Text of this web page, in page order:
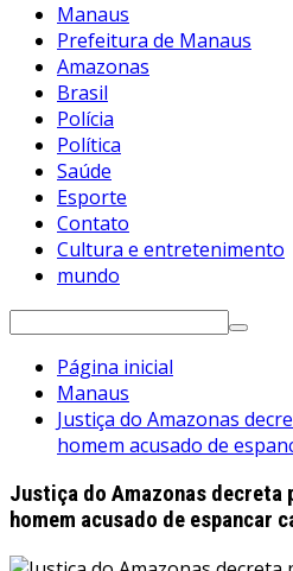
Manaus
Prefeitura de Manaus
Amazonas
Brasil
Polícia
Política
Saúde
Esporte
Contato
Cultura e entretenimento
mundo
Pesquisar
Página inicial
Manaus
Justiça do Amazonas
homem acusado de
Justiça do Amazonas decreta
homem acusado de espancar